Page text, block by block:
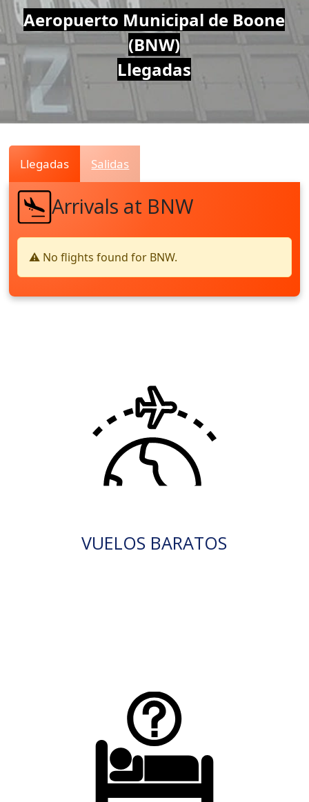
Air
Traffic
Live
Aeropuerto Municipal de Boone
(BNW)
Llegadas
Llegadas Salidas
Arrivals at BNW
⚠️ No flights found for BNW.
VUELOS BARATOS